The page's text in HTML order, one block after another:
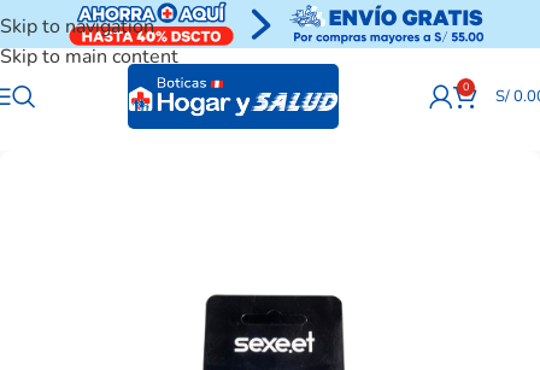
Skip to navigation
Skip to main content
0 S/